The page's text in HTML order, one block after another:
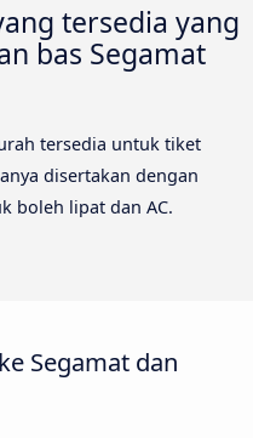
tersedia yang
bas Segamat
tersedia untuk tiket
disertakan dengan
boleh lipat dan AC.
Segamat dan